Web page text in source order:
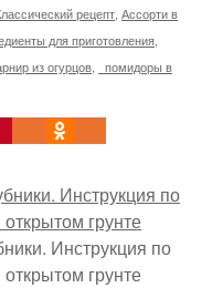
рецепт Ассорти в
для приготовления
из огурцов
помидоры в
Инструкция по
грунте